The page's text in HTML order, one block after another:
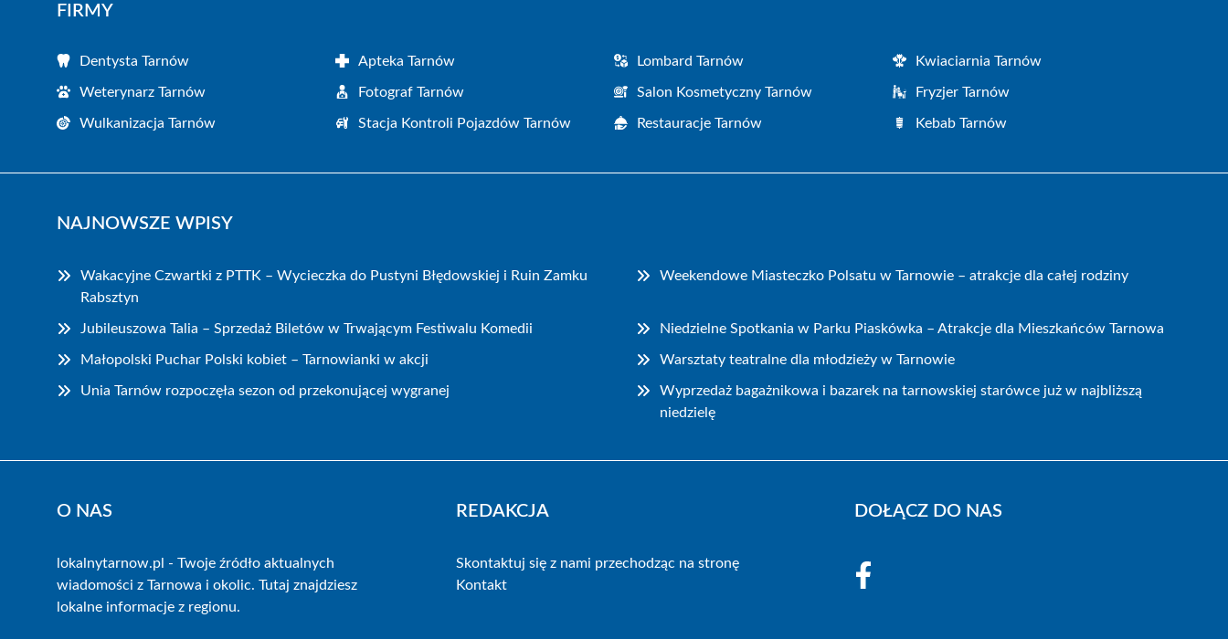
FIRMY
Dentysta Tarnów Apteka Tarnów Lombard Tarnów Kwiaciarnia Tarnów
Weterynarz Tarnów Fotograf Tarnów Salon Kosmetyczny Tarnów Fryzjer Tarnów
Wulkanizacja Tarnów Stacja Kontroli Pojazdów Tarnów Restauracje Tarnów Kebab Tarnów
NAJNOWSZE WPISY
Wakacyjne Czwartki z PTTK – Wycieczka do Pustyni Błędowskiej i Ruin Zamku
Rabsztyn
Weekendowe Miasteczko Polsatu w Tarnowie – atrakcje dla całej rodziny
Jubileuszowa Talia – Sprzedaż Biletów w Trwającym Festiwalu Komedii Niedzielne Spotkania w Parku Piaskówka – Atrakcje dla Mieszkańców Tarnowa
Małopolski Puchar Polski kobiet – Tarnowianki w akcji Warsztaty teatralne dla młodzieży w Tarnowie
Unia Tarnów rozpoczęła sezon od przekonującej wygranej
Wyprzedaż bagażnikowa i bazarek na tarnowskiej starówce już w najbliższą
niedzielę
O NAS
lokalnytarnow.pl - Twoje źródło aktualnych
wiadomości z Tarnowa i okolic. Tutaj znajdziesz
lokalne informacje z regionu.
REDAKCJA
Skontaktuj się z nami przechodząc na stronę
Kontakt
DOŁĄCZ DO NAS